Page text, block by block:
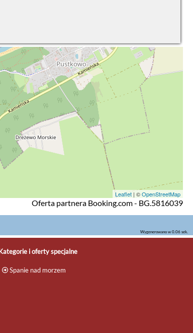
Leaflet | ©OpenStreetMap
Oferta partnera Booking.com - BG.5816039
Wygenerowano w 0.06 sek.
i oferty specjalne
Spanie nad morzem